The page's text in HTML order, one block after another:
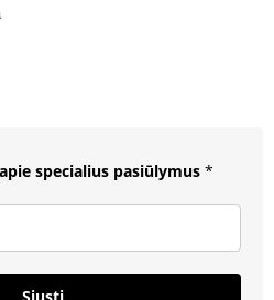
specialius pasiūlymus *
Siųsti